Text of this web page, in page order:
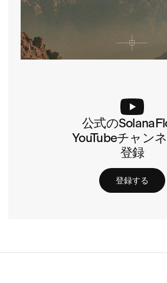
公式の
YouTubeチャン
登録
登録する